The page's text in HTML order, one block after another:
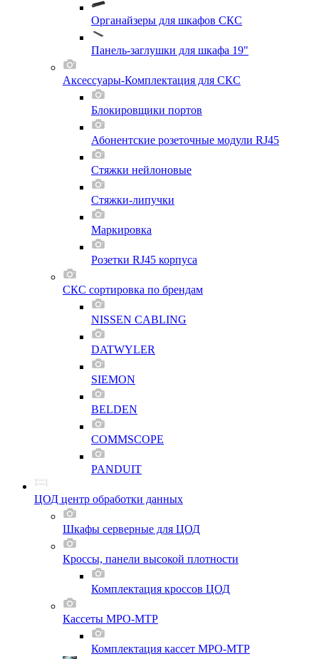
Органайзеры для шкафов СКС
Панель-заглушки для шкафа 19"
Аксессуары-Комплектация для СКС
Блокировщики портов
Абонентские розеточные модули RJ45
Стяжки нейлоновые
Стяжки-липучки
Маркировка
Розетки RJ45 корпуса
СКС сортировка по брендам
NISSEN CABLING
DATWYLER
SIEMON
BELDEN
COMMSCOPE
PANDUIT
ЦОД центр обработки данных
Шкафы серверные для ЦОД
Кроссы, панели высокой плотности
Комплектация кроссов ЦОД
Кассеты MPO-MTP
Комплектация кассет MPO-MTP